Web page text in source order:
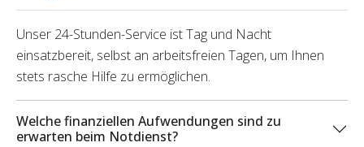
Unser 24-Stunden-Service ist Tag und Nacht
einsatzbereit, selbst an arbeitsfreien Tagen, um Ihnen
stets rasche Hilfe zu ermöglichen.
Welche finanziellen Aufwendungen sind zu
erwarten beim Notdienst?